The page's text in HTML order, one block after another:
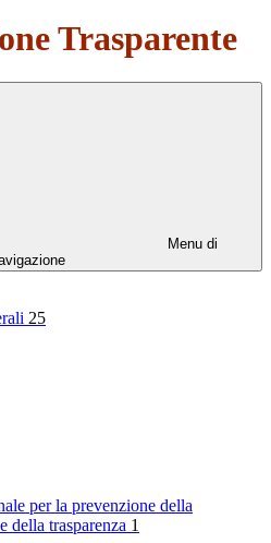
Trasparente
Menu di
25
per la prevenzione della
della trasparenza 1